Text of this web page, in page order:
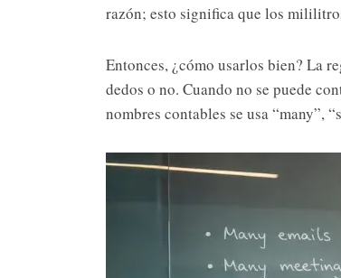
razón; esto significa que los
Entonces, ¿cómo usarlos bien? La
dedos o no. Cuando no se puede
nombres contables se usa “many”,